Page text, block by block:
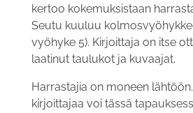
kertoo kokemuksistaan
Seutu kuuluu
vyöhyke 5). Kirjoittaja on itse
laatinut taulukot ja kuvaajat.
Harrastajia on moneen
kirjoittajaa voi tässä